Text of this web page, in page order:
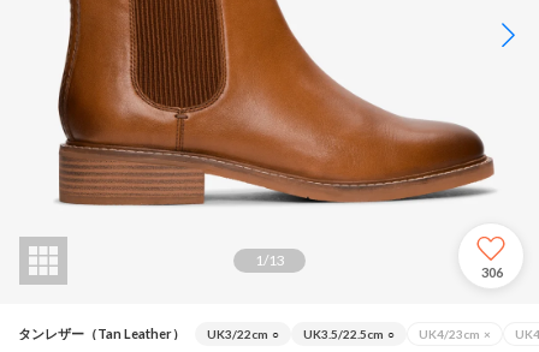
1/13
306
タンレザー（Tan Leather） UK3/22cm ○ UK3.5/22.5cm ○ UK4/23cm ×